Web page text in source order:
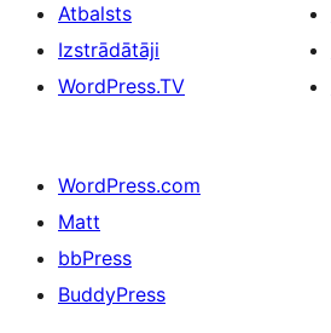
Atbalsts
Izstrādātāji
WordPress.TV
WordPress.com
Matt
bbPress
BuddyPress